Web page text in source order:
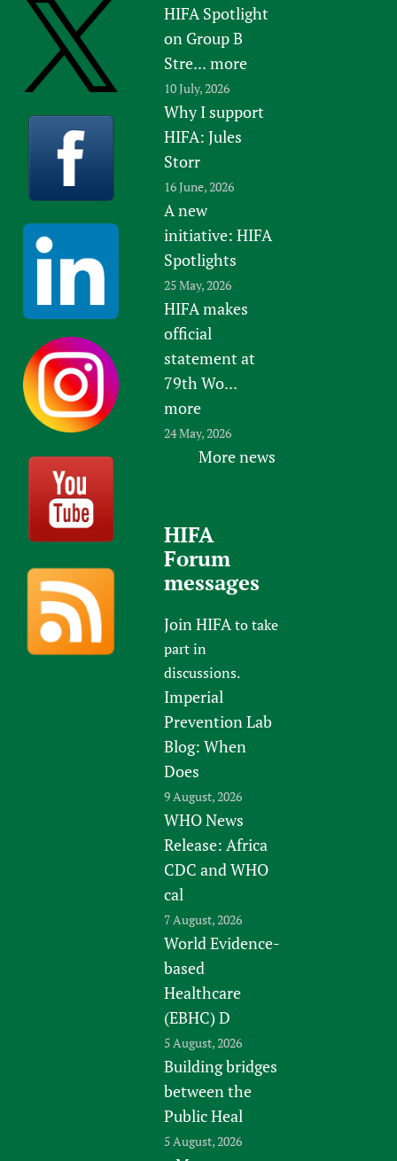
HIFA Spotlight
on Group B
Stre... more
10 July, 2026
Why I support
HIFA: Jules
Storr
16 June, 2026
A new
initiative: HIFA
Spotlights
25 May, 2026
HIFA makes
official
statement at
79th Wo...
more
24 May, 2026
More news
HIFA
Forum
messages
Join HIFAto take
part in
discussions.
Imperial
Prevention Lab
Blog: When
Does
9 August, 2026
WHO News
Release: Africa
CDC and WHO
cal
7 August, 2026
World Evidence-
based
Healthcare
(EBHC) D
5 August, 2026
Building bridges
between the
Public Heal
5 August, 2026